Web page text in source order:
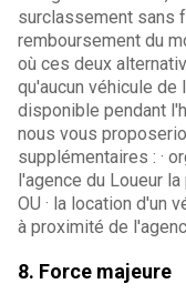
surclassement sans
remboursement du
où ces deux
qu'aucun véhicule
disponible pendant
nous vous
supplémentaires : ·
l'agence du Loueur
OU · la location d'un
à proximité de
8. Force majeure